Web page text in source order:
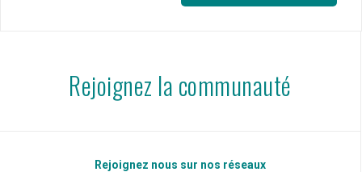
Rejoignez la communauté
Rejoignez nous sur nos réseaux